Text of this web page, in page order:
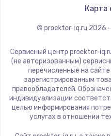
Карта
© proektor-iq.ru 2026
Сервисный центр proektor-
(не авторизованным)
перечисленные на
зарегистрированным
правообладателей.
индивидуализации
целью информирования
услугах в отношении